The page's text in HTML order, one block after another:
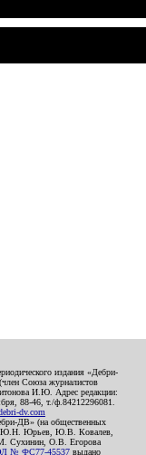
издания «Дебри-
Союза журналистов
И.Ю. Адрес редакции:
88-46, т./ф.84212296081.
dv.com
ДВ» (на общественных
Ю.Н. Юрьев, Ю.В. Ковалев,
Сухинин, О.В. Егорова
№ ФС77-45537 выдано